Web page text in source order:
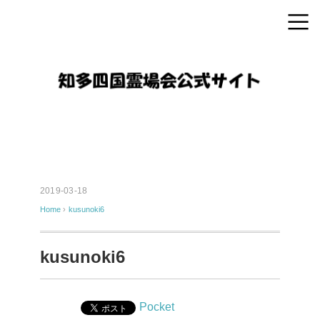
2019-03-18
Home › kusunoki6
kusunoki6
Pocket